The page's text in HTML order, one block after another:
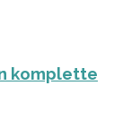
komplette